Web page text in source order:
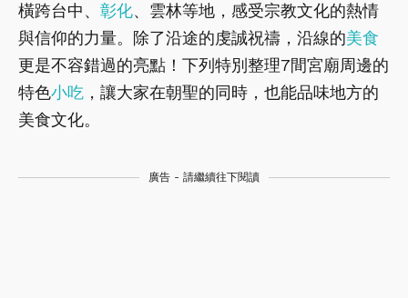
橫跨台中、 彰化、雲林等地，感受宗教文化的熱情
與信仰的力量。除了沿途的虔誠祝禱，沿線的美食
更是不容錯過的亮點！下列特別整理7間宮廟周邊的
特色小吃 ，讓大家在朝聖的同時，也能品味地方的
美食文化。
廣告 - 請繼續往下閱讀